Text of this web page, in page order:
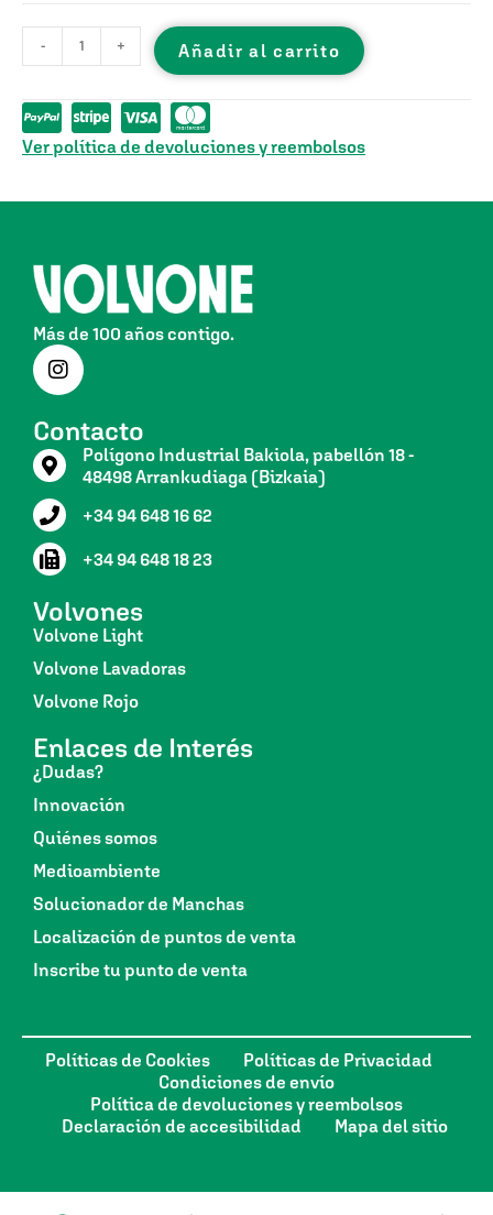
- + Añadir al carrito
Ver política de devoluciones y reembolsos
Más de 100 años contigo.
Contacto
Polígono Industrial Bakiola, pabellón 18 -
48498 Arrankudiaga (Bizkaia)
+34 94 648 16 62
+34 94 648 18 23
Volvones
Volvone Light
Volvone Lavadoras
Volvone Rojo
Enlaces de Interés
¿Dudas?
Innovación
Quiénes somos
Medioambiente
Solucionador de Manchas
Localización de puntos de venta
Inscribe tu punto de venta
Políticas de Cookies
Políticas de Privacidad
Condiciones de envío
Política de devoluciones y reembolsos
Declaración de accesibilidad
Mapa del sitio